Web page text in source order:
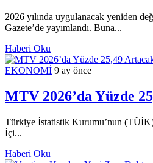
2026 yılında uygulanacak yeniden
Gazete’de yayımlandı. Buna...
Haberi Oku
EKONOMİ 9 ay önce
MTV 2026’da Yüzde
Türkiye İstatistik Kurumu’nun
İçi...
Haberi Oku